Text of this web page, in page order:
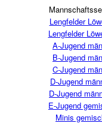
Lengfelder
Lengfelder
A-Jugend
B-Jugend
C-Jugend
D-Jugend
D-Jugend
E-Jugend
Minis